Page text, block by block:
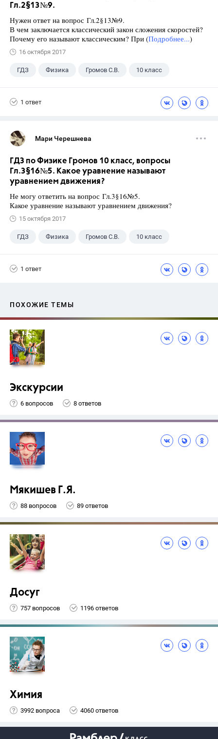
Гл.2§13№9.
Нужен ответ на вопрос Гл.2§13№9.
В чем заключается классический закон сложения скоростей?
Почему его называют классическим? При (Подробнее...)
16 октября 2017
ГДЗ Физика Громов С.В. 10 класс
1 ответ
Мари Черешнева
ГДЗ по Физике Громов 10 класс, вопросы
Гл.3§16№5. Какое уравнение называют
уравнением движения?
Не могу ответить на вопрос Гл.3§16№5.
Какое уравнение называют уравнением движения?
15 октября 2017
ГДЗ Физика Громов С.В. 10 класс
1 ответ
ПОХОЖИЕ ТЕМЫ
Экскурсии
6 вопросов 8 ответов
Мякишев Г.Я.
88 вопросов 89 ответов
Досуг
757 вопросов 1196 ответов
Химия
3992 вопроса 4060 ответов